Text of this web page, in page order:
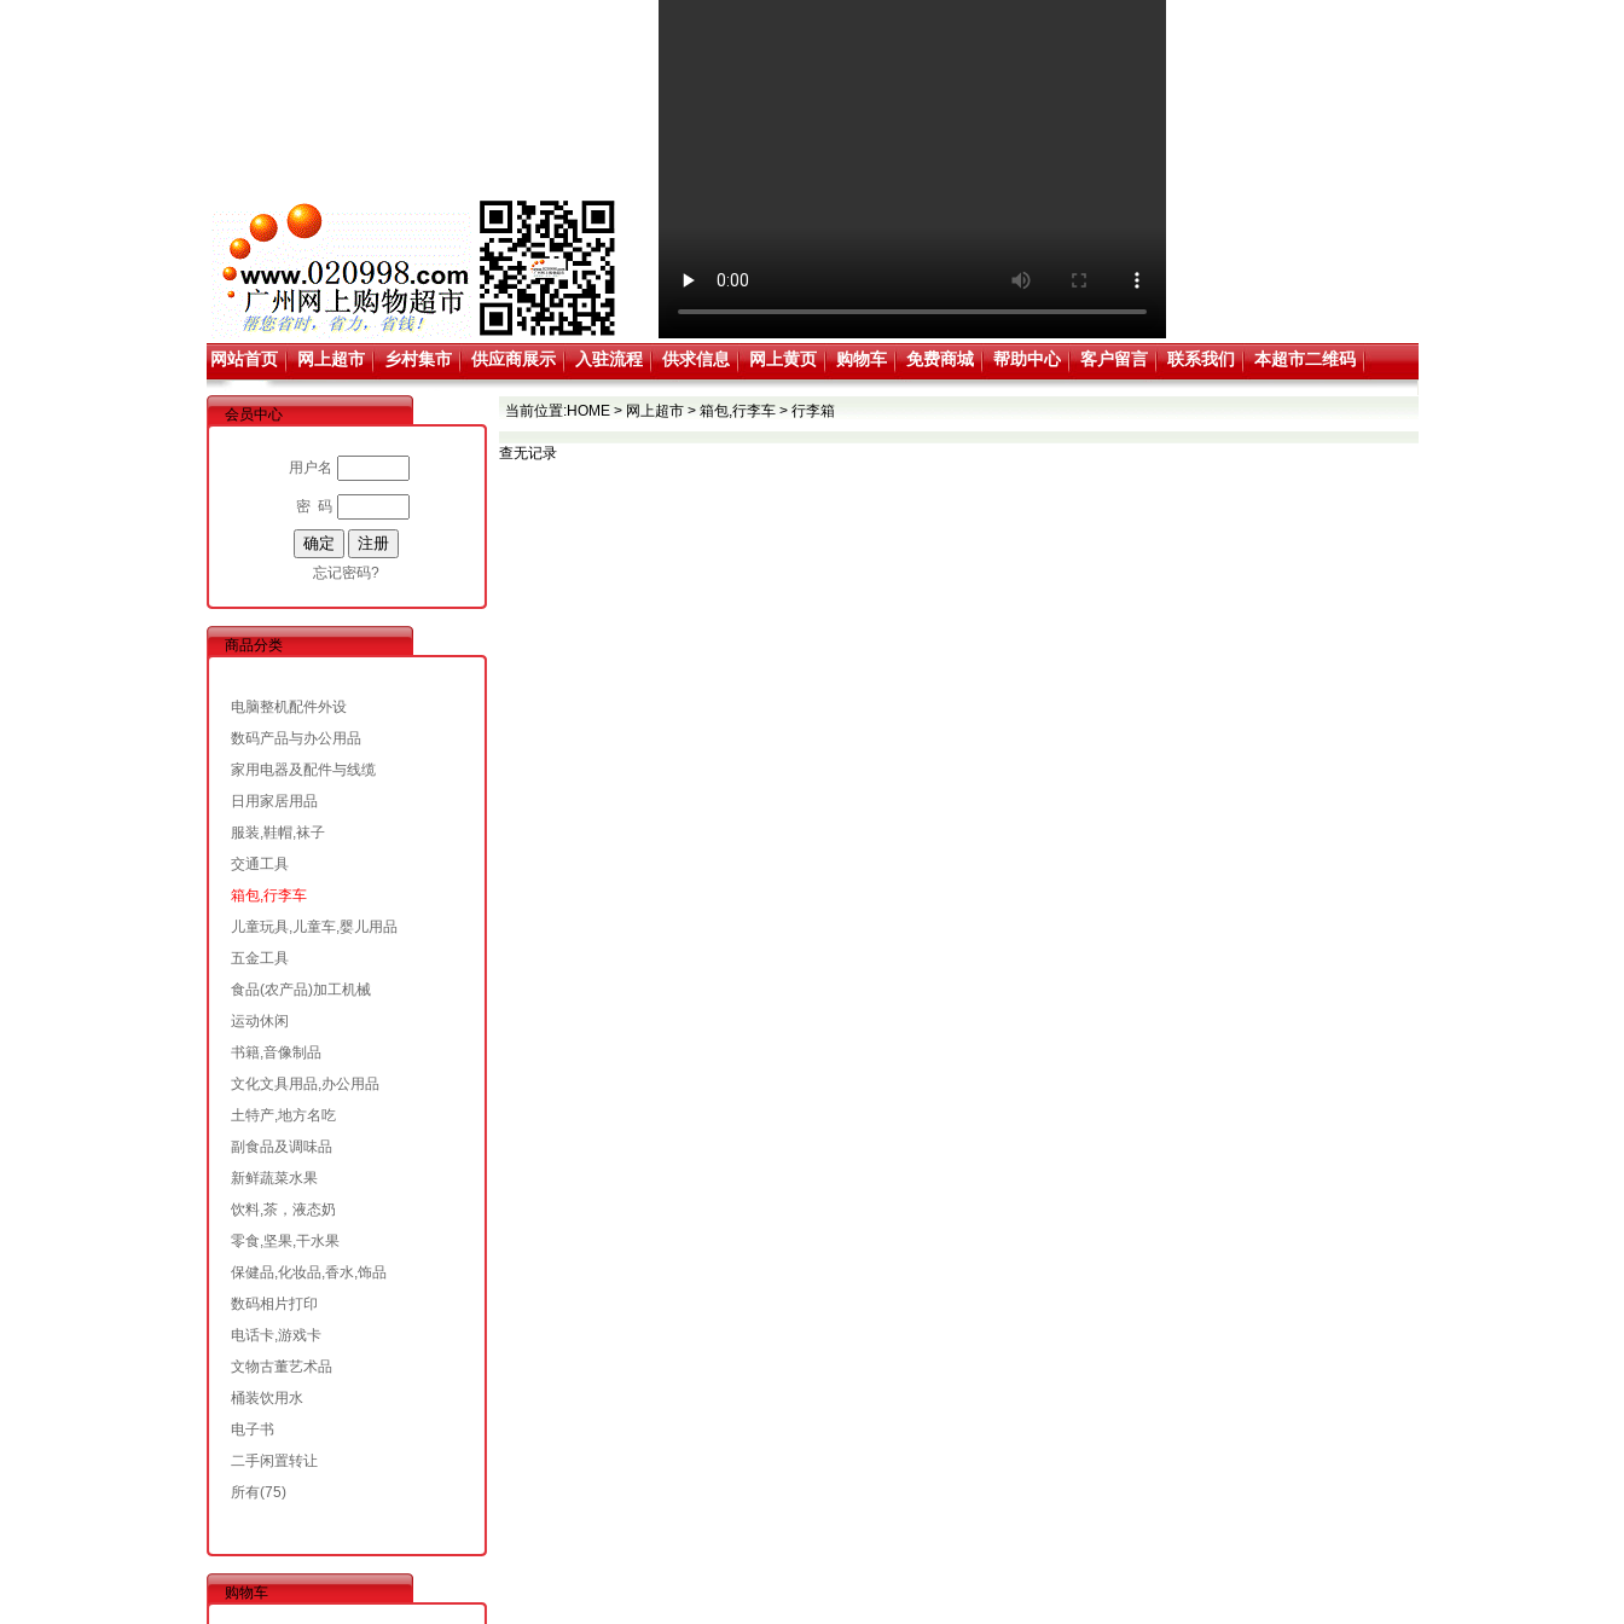
网站首页 网上超市 乡村集市 供应商展示 入驻流程 供求信息 网上黄页 购物车 免费商城 帮助中心 客户留言 联系我们 本超市二维码
会员中心
用户名
密 码
忘记密码?
商品分类
电脑整机配件外设
数码产品与办公用品
家用电器及配件与线缆
日用家居用品
服装,鞋帽,袜子
交通工具
箱包,行李车
儿童玩具,儿童车,婴儿用品
五金工具
食品(农产品)加工机械
运动休闲
书籍,音像制品
文化文具用品,办公用品
土特产,地方名吃
副食品及调味品
新鲜蔬菜水果
饮料,茶，液态奶
零食,坚果,干水果
保健品,化妆品,香水,饰品
数码相片打印
电话卡,游戏卡
文物古董艺术品
桶装饮用水
电子书
二手闲置转让
所有(75)
购物车
当前位置:HOME> 网上超市> 箱包,行李车> 行李箱
查无记录